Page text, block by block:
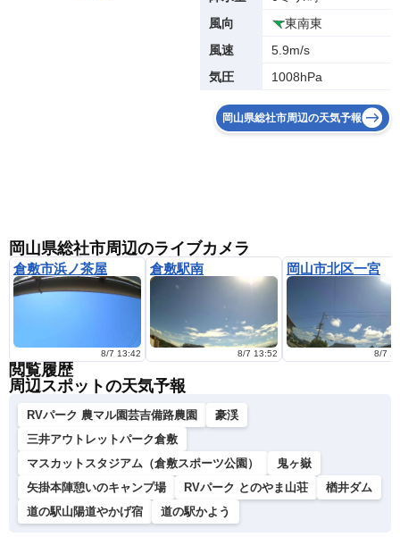
風向
東南東
風速
5.9m/s
気圧
1008hPa
岡山県総社市周辺の天気予報
岡山県総社市周辺のライブカメラ
倉敷市浜ノ茶屋
8/7 13:42
倉敷駅南
8/7 13:52
岡山市北区一宮
8/7
閲覧履歴
周辺スポットの天気予報
RVパーク 農マル園芸吉備路農園
豪渓
三井アウトレットパーク倉敷
マスカットスタジアム（倉敷スポーツ公園）
鬼ヶ嶽
矢掛本陣憩いのキャンプ場
RVパーク とのやま山荘
楢井ダム
道の駅山陽道やかげ宿
道の駅かよう